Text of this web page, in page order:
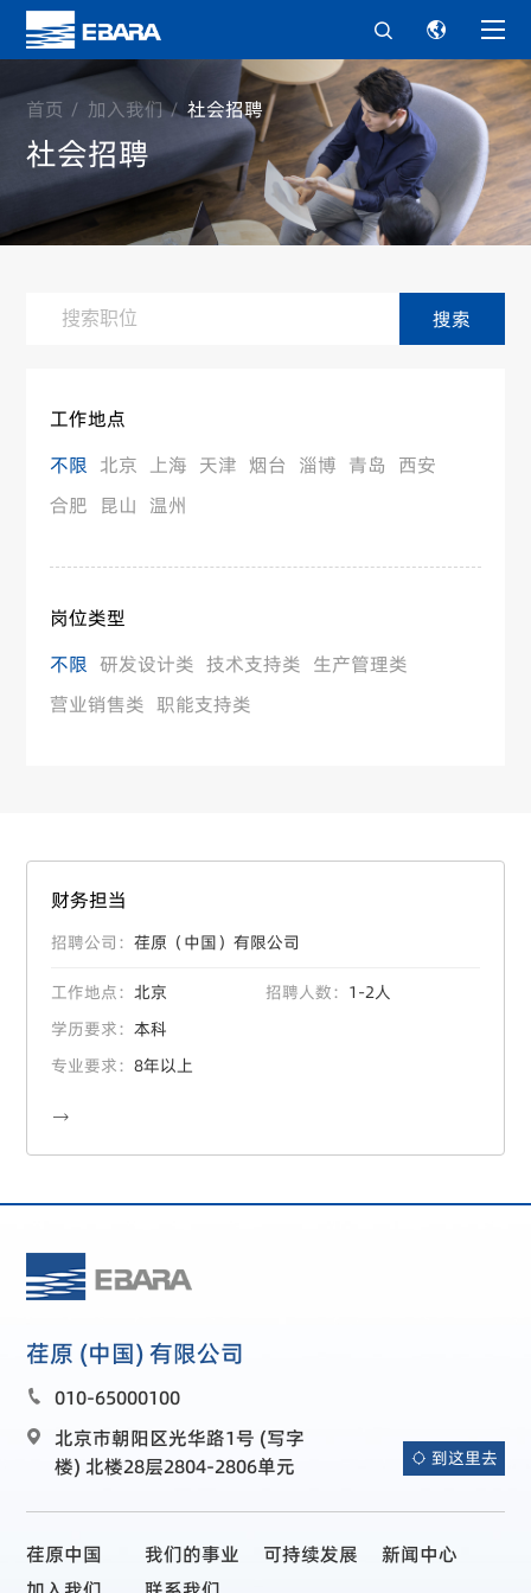
 
首页 加入我们 社会招聘
社会招聘
搜索
工作地点
不限 北京 上海 天津 烟台 淄博 青岛 西安
合肥 昆山 温州
岗位类型
不限 研发设计类 技术支持类 生产管理类
营业销售类 职能支持类
财务担当
招聘公司：荏原（中国）有限公司
工作地点：北京 招聘人数： 1-2人
学历要求：本科
专业要求：8年以上

荏原 (中国) 有限公司

北京市朝阳区光华路1号 (写字
楼) 北楼28层2804-2806单元
 010-65000100
 到这里去
荏原中国 我们的事业 可持续发展
新闻中心